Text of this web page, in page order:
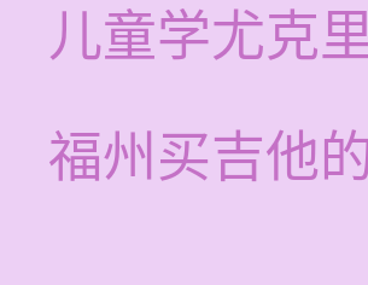
儿童学尤克
福州买吉他